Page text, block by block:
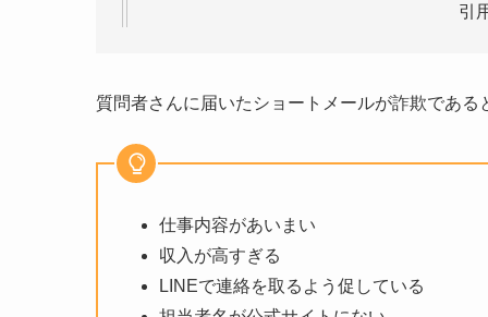
引
質問者さんに届いたショートメールが詐欺であ
仕事内容があいまい
収入が高すぎる
LINEで連絡を取るよう促している